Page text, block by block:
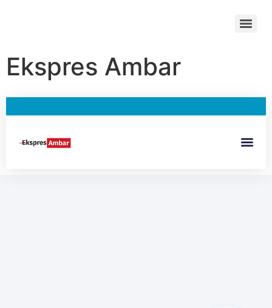
Ekspres Ambar